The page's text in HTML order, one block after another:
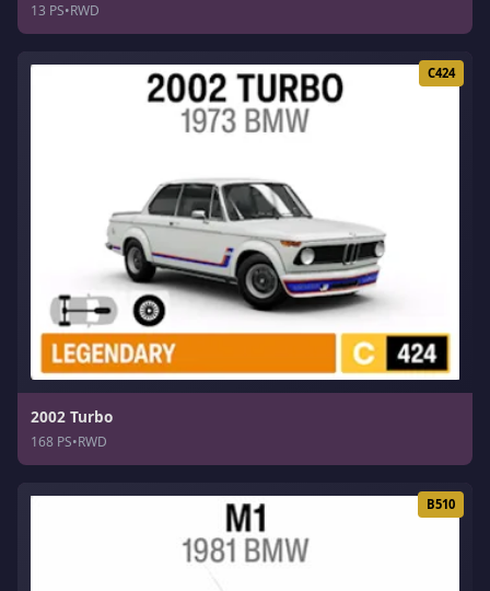
13 PS•RWD
C424
2002 Turbo
168 PS•RWD
B510